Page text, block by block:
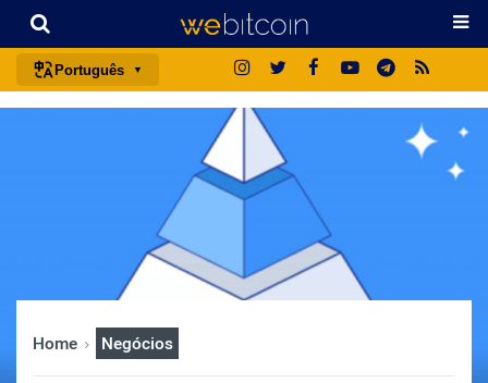
Português
deutsch
中文
Home Negócios